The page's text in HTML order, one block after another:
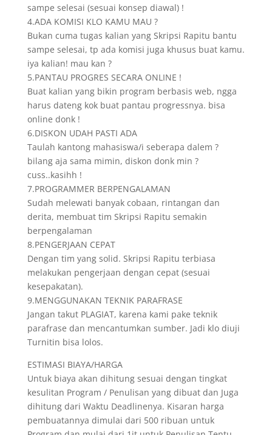
sampe selesai (sesuai konsep diawal) !
4.ADA KOMISI KLO KAMU MAU ?
Bukan cuma tugas kalian yang Skripsi Rapitu bantu
sampe selesai, tp ada komisi juga khusus buat kamu.
iya kalian! mau kan ?
5.PANTAU PROGRES SECARA ONLINE !
Buat kalian yang bikin program berbasis web, ngga
harus dateng kok buat pantau progressnya. bisa
online donk !
6.DISKON UDAH PASTI ADA
Taulah kantong mahasiswa/i seberapa dalem ?
bilang aja sama mimin, diskon donk min ?
cuss..kasihh !
7.PROGRAMMER BERPENGALAMAN
Sudah melewati banyak cobaan, rintangan dan
derita, membuat tim Skripsi Rapitu semakin
berpengalaman
8.PENGERJAAN CEPAT
Dengan tim yang solid. Skripsi Rapitu terbiasa
melakukan pengerjaan dengan cepat (sesuai
kesepakatan).
9.MENGGUNAKAN TEKNIK PARAFRASE
Jangan takut PLAGIAT, karena kami pake teknik
parafrase dan mencantumkan sumber. Jadi klo diuji
Turnitin bisa lolos.
ESTIMASI BIAYA/HARGA
Untuk biaya akan dihitung sesuai dengan tingkat
kesulitan Program / Penulisan yang dibuat dan Juga
dihitung dari Waktu Deadlinenya. Kisaran harga
pembuatannya dimulai dari 500 ribuan untuk